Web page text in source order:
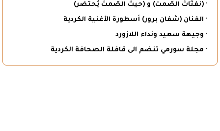
· (نفثاتُ الصّمت) و (حيثُ الصّمتُ يُحتَضَر)
· الفنان (شفان برور) أسطورة الأغنية الكردية
· وجيهة سعيد ونداء اللازورد
· مجلة سورمي تنضم الى قافلة الصحافة الكردية